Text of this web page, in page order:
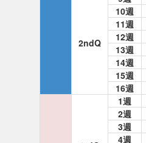
2ndQ
10週
11週
12週
13週
14週
15週
16週
1週
2週
3週
4週